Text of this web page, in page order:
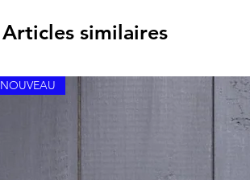
Articles similaires
NOUVEAU